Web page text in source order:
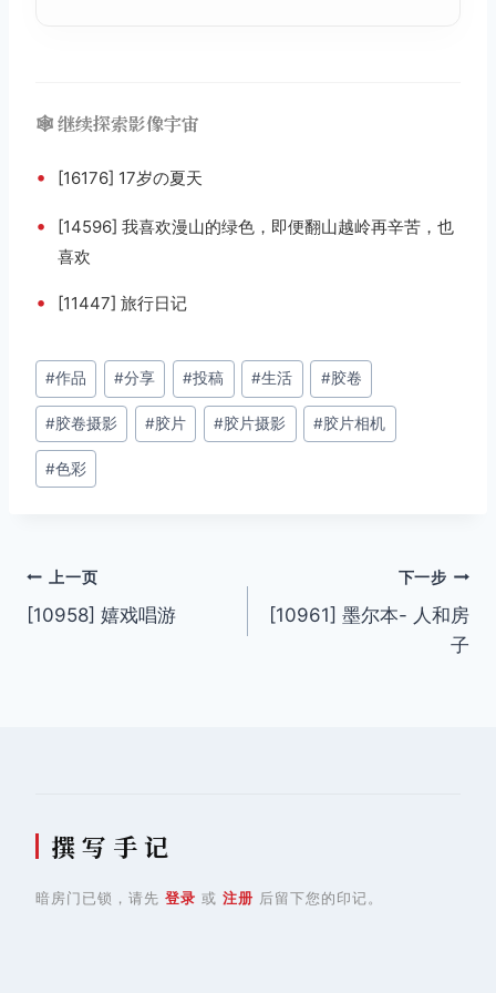
🕸️ 继续探索影像宇宙
• [16176] 17岁の夏天
•
[14596] 我喜欢漫山的绿色，即便翻山越岭再辛苦，也
喜欢
• [11447] 旅行日记
文
章
标
签：
#作品 #分享 #投稿 #生活 #胶卷
#胶卷摄影 #胶片 #胶片摄影 #胶片相机
#色彩
文
章
上一页
[10958] 嬉戏唱游
下一步
[10961] 墨尔本- 人和房
子
撰 写 手 记
暗房门已锁，请先 登录 或 注册 后留下您的印记。